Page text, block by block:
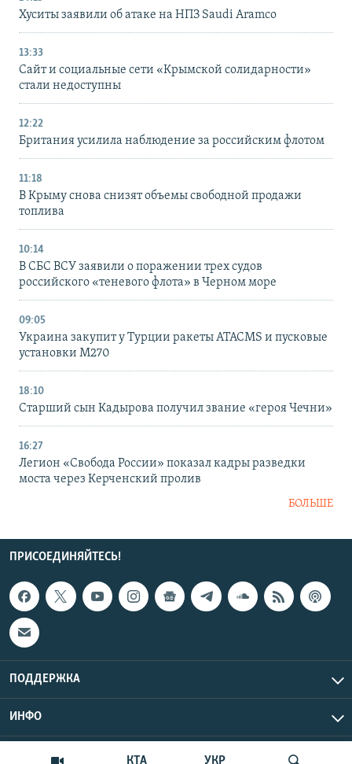
КТА УКР
Хуситы заявили об атаке на НПЗ Saudi Aramco
13:33
Сайт и социальные сети «Крымской солидарности»
стали недоступны
12:22
Британия усилила наблюдение за российским флотом
11:18
В Крыму снова снизят объемы свободной продажи
топлива
10:14
В СБС ВСУ заявили о поражении трех судов
российского «теневого флота» в Черном море
09:05
Украина закупит у Турции ракеты ATACMS и пусковые
установки M270
18:10
Старший сын Кадырова получил звание «героя Чечни»
16:27
Легион «Свобода России» показал кадры разведки
моста через Керченский пролив
БОЛЬШЕ
ПРИСОЕДИНЯЙТЕСЬ!
ПОДДЕРЖКА
ИНФО
Copyright Крым.Реалии, 2026 | Все права защищены.
UTC+3